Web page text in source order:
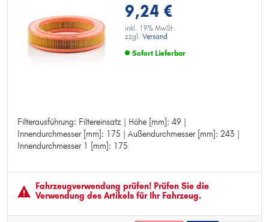
9,24 €
inkl. 19% MwSt.
zzgl. Versand
Sofort Lieferbar
Filterausführung: Filtereinsatz | Höhe [mm]: 49 |
Innendurchmesser [mm]: 175 | Außendurchmesser [mm]: 243 |
Innendurchmesser 1 [mm]: 175
Filterausführung: Filtereinsatz
Höhe [mm]: 49
Innendurchmesser [mm]: 175
Innendurchmesser 1 [mm]: 175
Fahrzeugver­wendung prüfen! Prüfen Sie die
Verwendung des Artikels für Ihr Fahrzeug.